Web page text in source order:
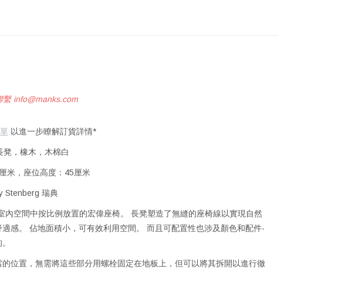
繫info@manks.com
以進一步瞭解訂貨詳情*
凳，橡木，木棉白
米，座位高度：45厘米
Stenberg 瑞典
內空間中按比例放置的宏偉座椅。 長凳塑造了無縫的座椅線以實現自然
感。 佔地面積小，可有效利用空間。 而且可配置性也涉及顏色和配件-
位置，無需將這些部分用螺栓固定在地板上，但可以將其拆開以進行徹